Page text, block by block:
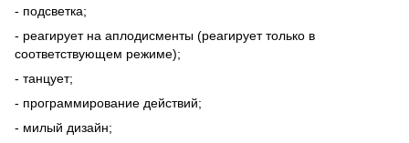
- подсветка;
- реагирует на аплодисменты (реагирует только в
соответствующем режиме);
- танцует;
- программирование действий;
- милый дизайн;